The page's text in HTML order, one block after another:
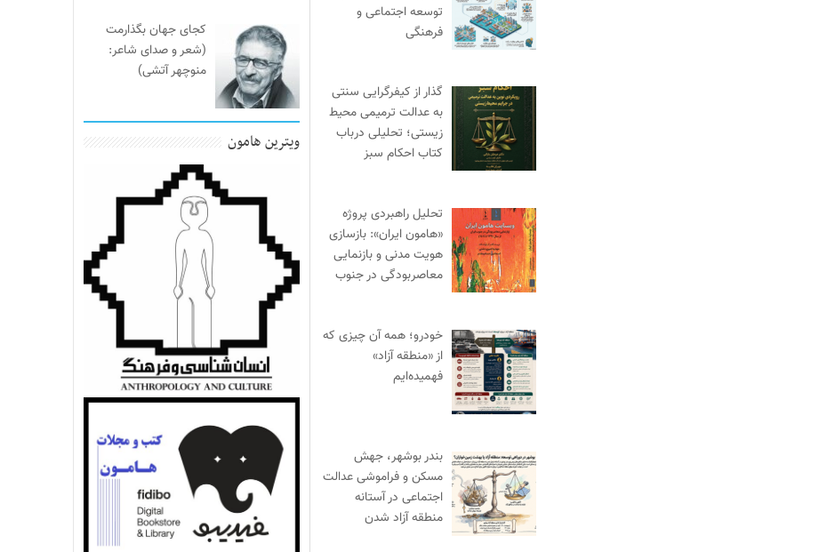
کجای جهان بگذارمت
(شعر و صدای شاعر:
منوچهر آتشی)
ویترین هامون
توسعه اجتماعی و
فرهنگی
گذار از کیفرگرایی سنتی
به عدالت ترمیمی محیط‌
زیستی؛ تحلیلی درباب
کتاب احکام سبز
تحلیل راهبردی پروژه
«هامون ایران»: بازسازی
هویت مدنی و بازنمایی
معاصربودگی در جنوب
خودرو؛ همه آن چیزی که
از «منطقه آزاد»
فهمیده‌ایم
بندر بوشهر، جهش
مسکن و فراموشی عدالت
اجتماعی در آستانه
منطقه آزاد شدن